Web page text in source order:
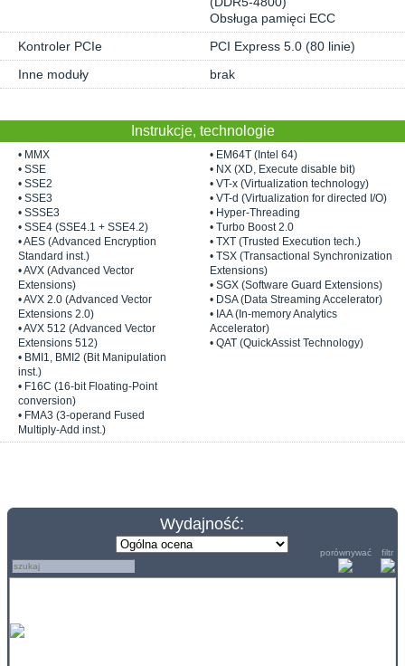
Obsługa pamięci ECC
Kontroler PCIe
PCI Express 5.0 (80 linie)
Inne moduły
brak
Instrukcje, technologie
• MMX
• SSE
• SSE2
• SSE3
• SSSE3
• SSE4 (SSE4.1 + SSE4.2)
• AES (Advanced Encryption
Standard inst.)
• AVX (Advanced Vector
Extensions)
• AVX 2.0 (Advanced Vector
Extensions 2.0)
• AVX 512 (Advanced Vector
Extensions 512)
• BMI1, BMI2 (Bit Manipulation
inst.)
• F16C (16-bit Floating-Point
conversion)
• FMA3 (3-operand Fused
Multiply-Add inst.)
• EM64T (Intel 64)
• NX (XD, Execute disable bit)
• VT-x (Virtualization technology)
• VT-d (Virtualization for directed I/O)
• Hyper-Threading
• Turbo Boost 2.0
• TXT (Trusted Execution tech.)
• TSX (Transactional Synchronization
Extensions)
• SGX (Software Guard Extensions)
• DSA (Data Streaming Accelerator)
• IAA (In-memory Analytics
Accelerator)
• QAT (QuickAssist Technology)
Wydajność:
porównywać filtr